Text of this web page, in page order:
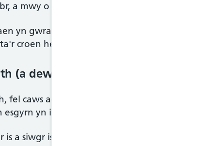
a mwy o fitaminau a mwynau fel rheol, na
yn gwraidd wych o ffibr a fitaminau. Er
croen hefyd.
(a dewisiadau amgen)
fel caws ac iogwrt, yn gwraidd da o brotein.
yn iach.
a siwgr is lle bo hynny'n bosibl.